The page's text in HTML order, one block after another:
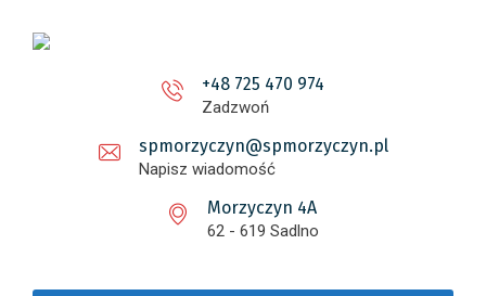
+48 725 470 974
Zadzwoń
spmorzyczyn@spmorzyczyn.pl
Napisz wiadomość
Morzyczyn 4A
62 - 619 Sadlno